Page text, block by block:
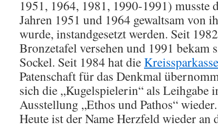
1951, 1964, 1981, 1990-1991) musste
Jahren 1951 und 1964 gewaltsam von
wurde, instandgesetzt werden. Seit
Bronzetafel versehen und 1991 bekam
Sockel. Seit 1984 hat die
Patenschaft für das Denkmal
sich die „Kugelspielerin“ als Leihgabe
Ausstellung „Ethos und Pathos“ wieder.
Heute ist der Name Herzfeld wieder an